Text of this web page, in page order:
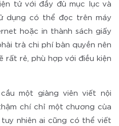
tử với đầy đủ mục lục và
dụng có thể đọc trên máy
hoặc in thành sách giấy
trả chi phí bản quyền nên
rất rẻ, phù hợp với điều kiện
một giảng viên viết nội
chí chỉ một chương của
nhiên ai cũng có thể viết